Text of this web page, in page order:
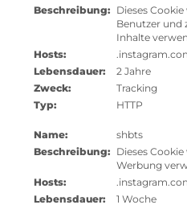
Beschreibung: Dieses
Benutzer und
Inhalte
Hosts:
Lebensdauer:
2 Jahre
Zweck:
Tracking
Typ:
HTTP
Name:
shbts
Beschreibung: Dieses
Werbung
Hosts:
Lebensdauer:
1 Woche